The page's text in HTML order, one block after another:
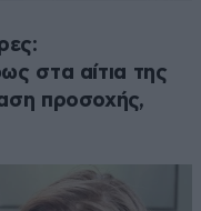
στα αίτια της
προσοχής,